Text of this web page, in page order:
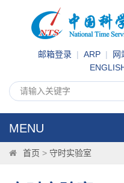
邮箱登录 | ARP | 网
MENU
首页 > 守时实验室